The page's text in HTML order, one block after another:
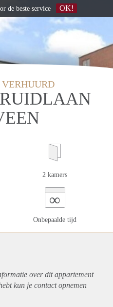
2 kamers
∞
Onbepaalde tijd
over ditappartement
kun je contact opnemen
de beste service OK!